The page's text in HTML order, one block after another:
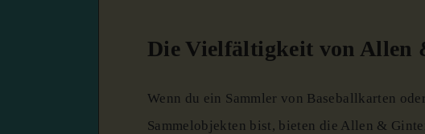
Die Vielfältigkeit von Allen
Wenn du ein Sammler von Baseballkarten
Sammelobjekten bist, bieten die Allen &